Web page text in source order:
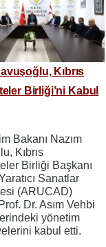
Kıbrıs
Birliği’ni Kabul
Bakanı Nazım
Kıbrıs
Birliği Başkanı
Sanatlar
(ARUCAD)
Dr. Asım Vehbi
yönetim
kabul etti.